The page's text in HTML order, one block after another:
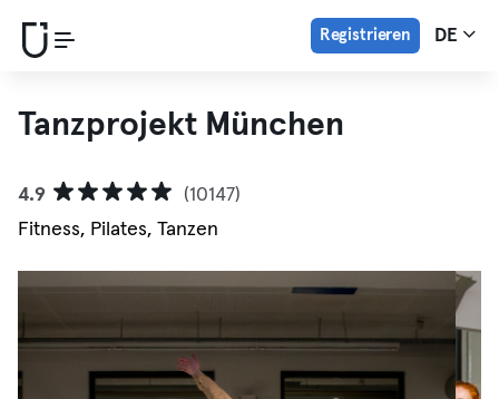
Registrieren DE
Tanzprojekt München
4.9
(10147)
Fitness, Pilates, Tanzen